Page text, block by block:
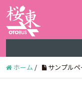
ホーム / サンプル